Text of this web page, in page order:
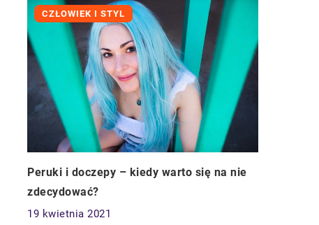
CZŁOWIEK I STYL
Peruki i doczepy – kiedy warto się na nie
zdecydować?
19 kwietnia 2021